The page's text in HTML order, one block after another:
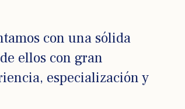
con una sólida
ellos con gran
especialización y